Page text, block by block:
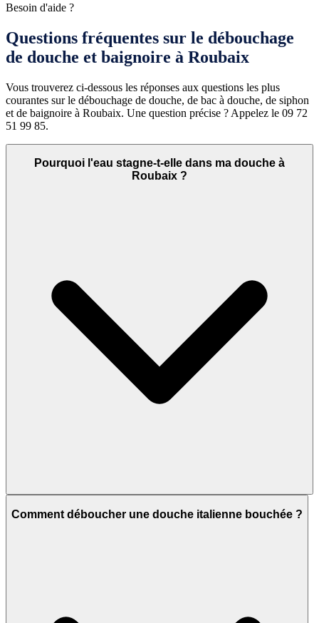
Besoin d'aide ?
Questions fréquentes sur le débouchage
de douche et baignoire à Roubaix
Vous trouverez ci-dessous les réponses aux questions les plus
courantes sur le débouchage de douche, de bac à douche, de siphon
et de baignoire à Roubaix. Une question précise ? Appelez le 09 72
51 99 85.
Pourquoi l'eau stagne-t-elle dans ma douche à
Roubaix ?
Comment déboucher une douche italienne bouchée ?